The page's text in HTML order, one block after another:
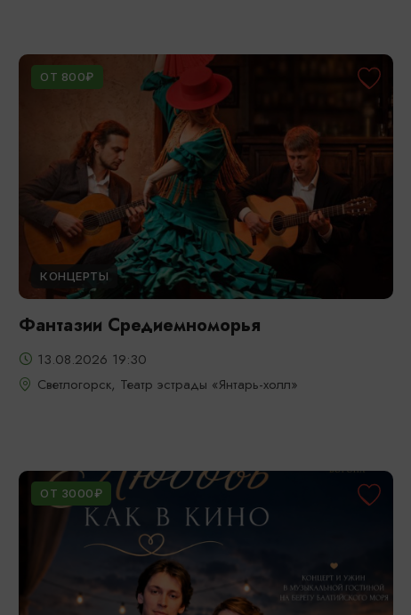
ОТ 800₽
КОНЦЕРТЫ
Фантазии Средиемноморья
13.08.2026 19:30
Светлогорск, Театр эстрады «Янтарь-холл»
ОТ 3000₽